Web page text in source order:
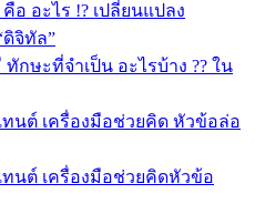
อ อะไร !? เปลี่ยนแปลง
ดิจิทัล”
กษะที่จำเป็น อะไรบ้าง ?? ใน
นต์ เครื่องมือช่วยคิด หัวข้อล่อ
นต์ เครื่องมือช่วยคิดหัวข้อ